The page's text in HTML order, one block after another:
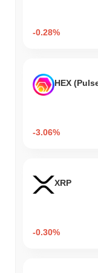
-0.28%
-3.06%
XRP
-0.30%